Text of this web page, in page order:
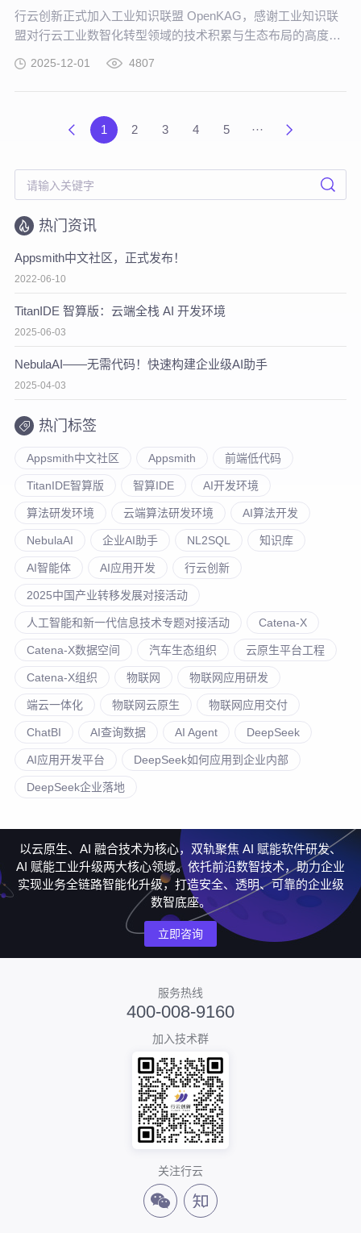
行云创新正式加入工业知识联盟 OpenKAG，感谢工业知识联
盟对行云工业数智化转型领域的技术积累与生态布局的高度认
2025-12-01 4807
1 2 3 4 5 ···
热门资讯
Appsmith中文社区，正式发布！
2022-06-10
TitanIDE 智算版：云端全栈 AI 开发环境
2025-06-03
NebulaAI——无需代码！快速构建企业级AI助手
2025-04-03
热门标签
Appsmith中文社区 Appsmith 前端低代码
TitanIDE智算版 智算IDE AI开发环境
算法研发环境 云端算法研发环境 AI算法开发
NebulaAI 企业AI助手 NL2SQL 知识库
AI智能体 AI应用开发 行云创新
2025中国产业转移发展对接活动
人工智能和新一代信息技术专题对接活动 Catena-X
Catena-X数据空间 汽车生态组织 云原生平台工程
Catena-X组织 物联网 物联网应用研发
端云一体化 物联网云原生 物联网应用交付
ChatBI AI查询数据 AI Agent DeepSeek
AI应用开发平台 DeepSeek如何应用到企业内部
DeepSeek企业落地
以云原生、AI 融合技术为核心，双轨聚焦 AI 赋能软件研发、
AI 赋能工业升级两大核心领域。依托前沿数智技术，助力企业
实现业务全链路智能化升级，打造安全、透明、可靠的企业级
数智底座。
立即咨询
服务热线
400-008-9160
加入技术群
关注行云